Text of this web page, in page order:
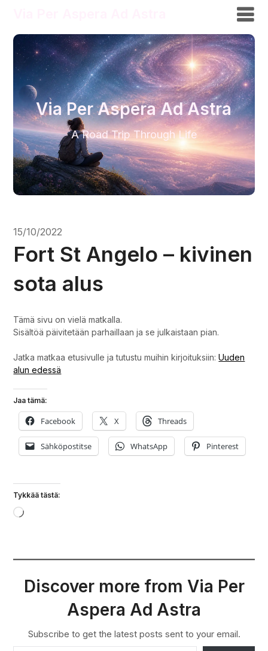
Via Per Aspera Ad Astra
A Road Trip Through Life
15/10/2022
Fort St Angelo – kivinen
sota alus
Tämä sivu on vielä matkalla.
Sisältöä päivitetään parhaillaan ja se julkaistaan pian.
Jatka matkaa etusivulle ja tutustu muihin kirjoituksiin:Uuden
alun edessä
Jaa tämä:
Facebook X Threads
Sähköpostitse WhatsApp Pinterest
Tykkää tästä:
Loading…
Discover more from Via Per
Aspera Ad Astra
Subscribe to get the latest posts sent to your email.
TYPE YOUR EMAIL…